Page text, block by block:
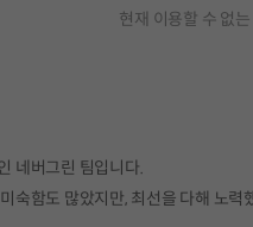
현재 이용할 수 없
네버그린 팀입니다.
숙함도 많았지만, 최선을 다해 노력